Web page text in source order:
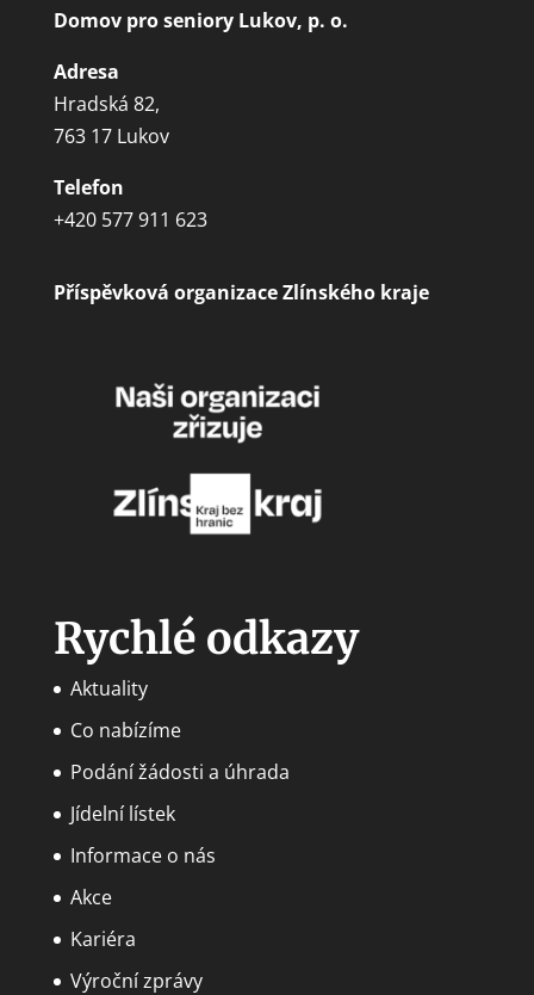
Domov pro seniory Lukov, p. o.
Adresa
Hradská 82,
763 17 Lukov
Telefon
+420 577 911 623
Příspěvková organizace Zlínského kraje
Rychlé odkazy
Aktuality
Co nabízíme
Podání žádosti a úhrada
Jídelní lístek
Informace o nás
Akce
Kariéra
Výroční zprávy